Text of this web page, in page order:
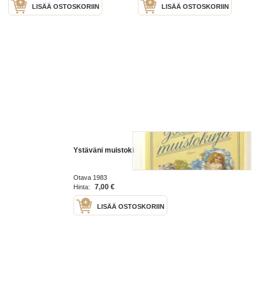
LISÄÄ OSTOSKORIIN LISÄÄ OSTOSKORIIN
Ystäväni muistokirja
Otava 1983
Hinta:
7,00 €
LISÄÄ OSTOSKORIIN